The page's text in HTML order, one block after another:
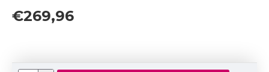
€269,96